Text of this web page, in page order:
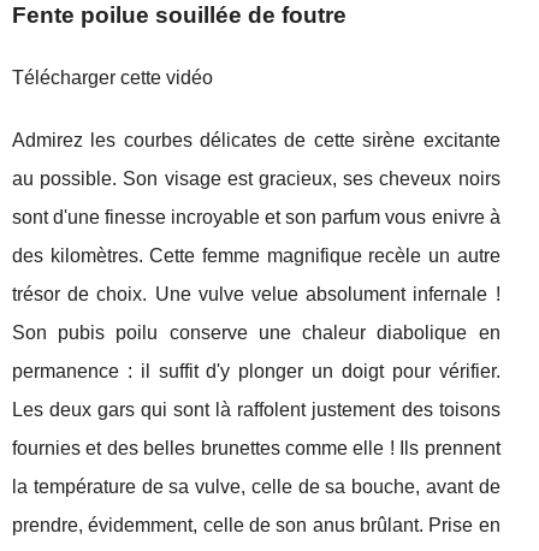
Fente poilue souillée de foutre
Télécharger cette vidéo
Admirez les courbes délicates de cette sirène excitante
au possible. Son visage est gracieux, ses cheveux noirs
sont d'une finesse incroyable et son parfum vous enivre à
des kilomètres. Cette femme magnifique recèle un autre
trésor de choix. Une vulve velue absolument infernale !
Son pubis poilu conserve une chaleur diabolique en
permanence : il suffit d'y plonger un doigt pour vérifier.
Les deux gars qui sont là raffolent justement des toisons
fournies et des belles brunettes comme elle ! Ils prennent
la température de sa vulve, celle de sa bouche, avant de
prendre, évidemment, celle de son anus brûlant. Prise en